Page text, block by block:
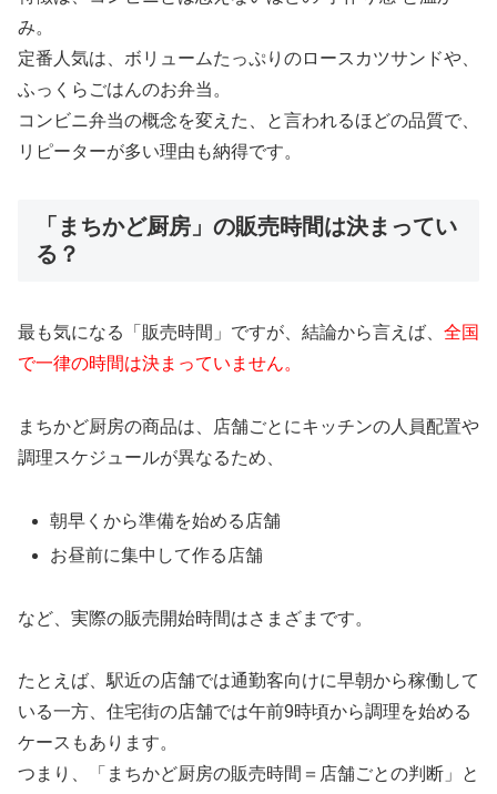
み。
定番人気は、ボリュームたっぷりのロースカツサンドや、
ふっくらごはんのお弁当。
コンビニ弁当の概念を変えた、と言われるほどの品質で、
リピーターが多い理由も納得です。
「まちかど厨房」の販売時間は決まってい
る？
最も気になる「販売時間」ですが、結論から言えば、 全国
で一律の時間は決まっていません。
まちかど厨房の商品は、店舗ごとにキッチンの人員配置や
調理スケジュールが異なるため、
朝早くから準備を始める店舗
お昼前に集中して作る店舗
など、実際の販売開始時間はさまざまです。
たとえば、駅近の店舗では通勤客向けに早朝から稼働して
いる一方、住宅街の店舗では午前9時頃から調理を始める
ケースもあります。
つまり、「まちかど厨房の販売時間＝店舗ごとの判断」と